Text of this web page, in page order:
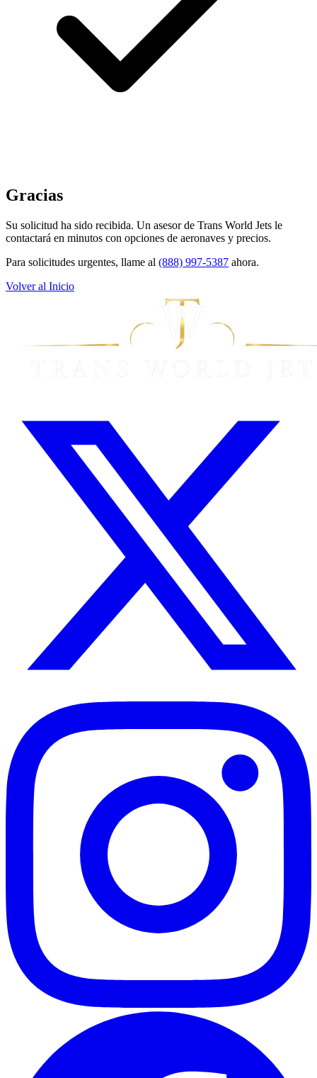
Gracias
Su solicitud ha sido recibida. Un asesor de Trans World Jets le
contactará en minutos con opciones de aeronaves y precios.
Para solicitudes urgentes, llame al (888) 997-5387 ahora.
Volver al Inicio